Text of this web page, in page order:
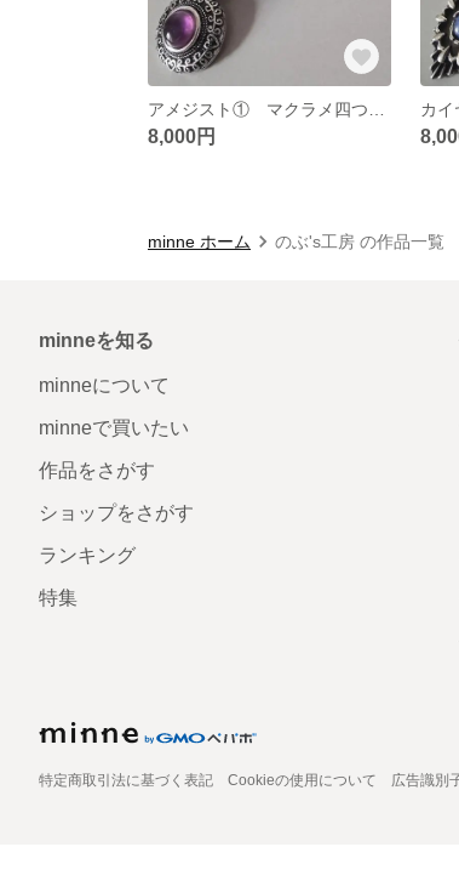
8,000円
minne ホーム のぶ's工房 の作品一覧
minneを知る
minneについて
minneで買いたい
作品をさがす
ショップをさがす
ランキング
特集
特定商取引法に基づく表記 Cookieの使用について 広告識別